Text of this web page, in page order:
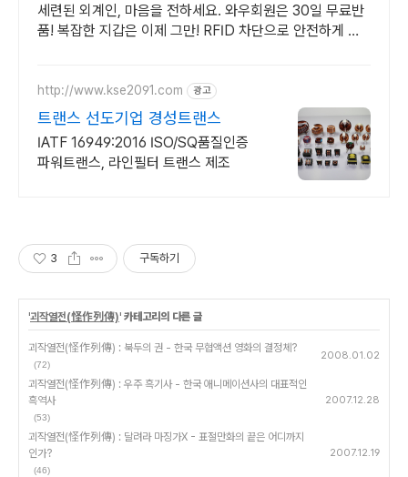
세련된 외계인, 마음을 전하세요. 와우회원은 30일 무료반
품! 복잡한 지갑은 이제 그만! RFID 차단으로 안전하게 수
http://www.kse2091.com 광고
트랜스 선도기업 경성트랜스
IATF 16949:2016 ISO/SQ품질인증
파워트랜스, 라인필터 트랜스 제조
3 구독하기
'괴작열전(怪作列傳)' 카테고리의 다른 글
괴작열전(怪作列傳) : 북두의 권 - 한국 무협액션 영화의 결정체?
(72)
2008.01.02
괴작열전(怪作列傳) : 우주 흑기사 - 한국 애니메이션사의 대표적인
흑역사
(53)
2007.12.28
괴작열전(怪作列傳) : 달려라 마징가X - 표절만화의 끝은 어디까지
인가?
(46)
2007.12.19